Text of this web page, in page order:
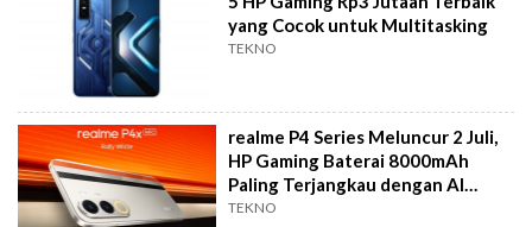
yang Cocok untuk Multitasking
TEKNO
realme P4 Series Meluncur 2 Juli,
HP Gaming Baterai 8000mAh
Paling Terjangkau dengan AI
Gaming
TEKNO